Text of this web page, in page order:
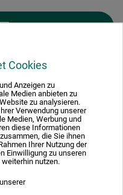
Cookies
Anzeigen zu
Medien anbieten zu
zu analysieren.
Verwendung unserer
Medien, Werbung und
diese Informationen
die Sie ihnen
Ihrer Nutzung der
Einwilligung zu unseren
nutzen.